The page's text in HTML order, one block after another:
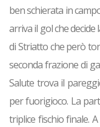
ben schierata in
arriva il gol che
di Striatto che però
seconda frazione di
Salute trova il
per fuorigioco. La
triplice fischio finale.